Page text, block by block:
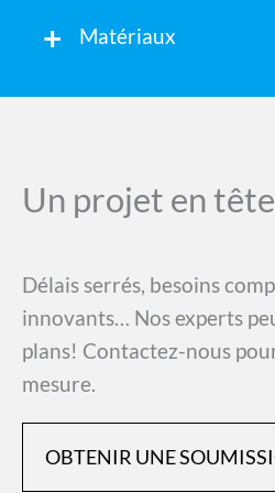
Matériaux
Un projet en
Délais serrés, besoins
innovants… Nos experts
plans! Contactez-nous
mesure.
OBTENIR UNE